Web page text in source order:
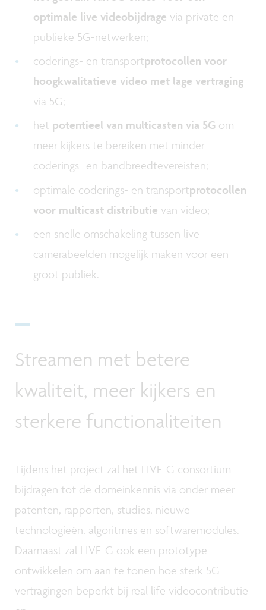
optimale live videobijdrage via private en
publieke 5G-netwerken;
coderings- en transportprotocollen voor
hoogkwalitatieve video met lage vertraging
via 5G;
het potentieel van multicasten via 5G om
meer kijkers te bereiken met minder
coderings- en bandbreedtevereisten;
optimale coderings- en transportprotocollen
voor multicast distributie van video;
een snelle omschakeling tussen live
camerabeelden mogelijk maken voor een
groot publiek.
Streamen met betere
kwaliteit, meer kijkers en
sterkere functionaliteiten
Tijdens het project zal het LIVE-G consortium
bijdragen tot de domeinkennis via onder meer
patenten, rapporten, studies, nieuwe
technologieën, algoritmes en softwaremodules.
Daarnaast zal LIVE-G ook een prototype
ontwikkelen om aan te tonen hoe sterk 5G
vertragingen beperkt bij real life videocontributie